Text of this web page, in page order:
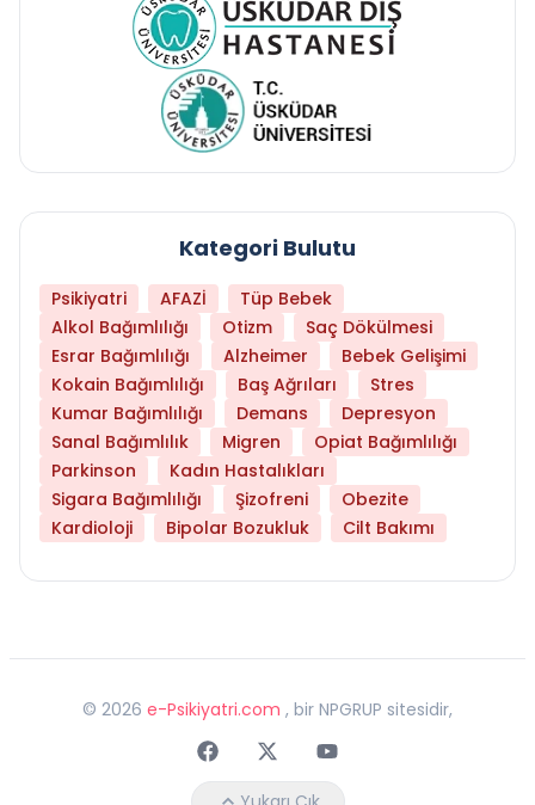
Kategori Bulutu
Psikiyatri AFAZİ
Tüp Bebek
Alkol Bağımlılığı
Otizm
Saç Dökülmesi
Esrar Bağımlılığı
Alzheimer
Bebek Gelişimi
Kokain Bağımlılığı
Baş Ağrıları
Stres
Kumar Bağımlılığı
Demans
Depresyon
Sanal Bağımlılık
Migren
Opiat Bağımlılığı
Parkinson
Kadın Hastalıkları
Sigara Bağımlılığı
Şizofreni
Obezite
Kardioloji
Bipolar Bozukluk Cilt Bakımı
© 2026 e-Psikiyatri.com , bir NPGRUP sitesidir,
FaceebokTwitterYoutube